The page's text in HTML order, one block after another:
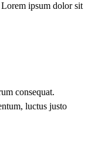
ipsum dolor sit
consequat.
luctus justo